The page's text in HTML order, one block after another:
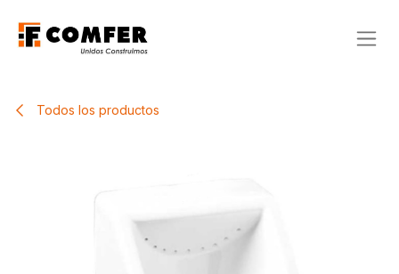
Todos los productos